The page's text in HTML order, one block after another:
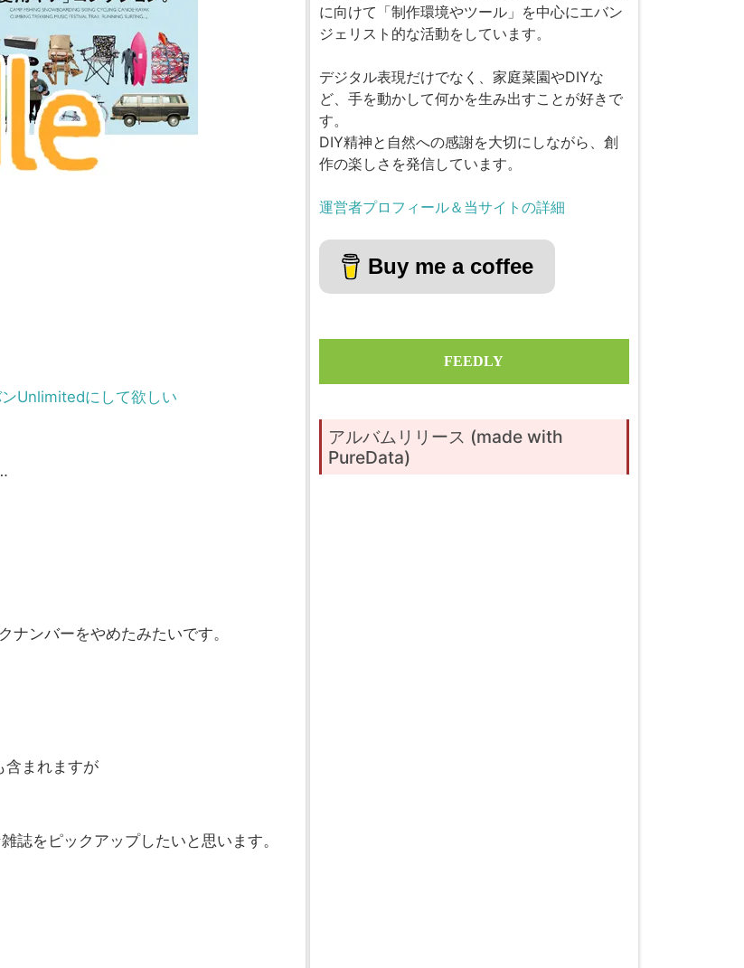
Unlimitedにして欲しい
ナンバーをやめたみたいです。
含まれますが
誌をピックアップしたいと思います。
に向けて「制作環境やツール」を中心にエバン
ジェリスト的な活動をしています。
デジタル表現だけでなく、家庭菜園やDIYな
ど、手を動かして何かを生み出すことが好きで
す。
DIY精神と自然への感謝を大切にしながら、創
作の楽しさを発信しています。
運営者プロフィール＆当サイトの詳細
Buy me a coffee
FEEDLY
アルバムリリース (made with
PureData)